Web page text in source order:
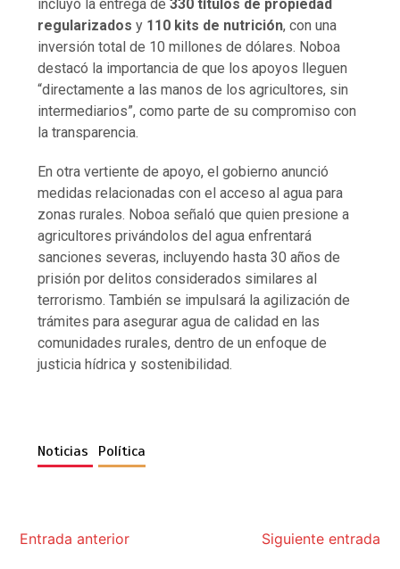
incluyó la entrega de330 títulos de propiedad
regularizados y 110 kits de nutrición, con una
inversión total de 10 millones de dólares. Noboa
destacó la importancia de que los apoyos lleguen
“directamente a las manos de los agricultores, sin
intermediarios”, como parte de su compromiso con
la transparencia.
En otra vertiente de apoyo, el gobierno anunció
medidas relacionadas con el acceso al agua para
zonas rurales. Noboa señaló que quien presione a
agricultores privándolos del agua enfrentará
sanciones severas, incluyendo hasta 30 años de
prisión por delitos considerados similares al
terrorismo. También se impulsará la agilización de
trámites para asegurar agua de calidad en las
comunidades rurales, dentro de un enfoque de
justicia hídrica y sostenibilidad.
Noticias Política
Entrada anterior Siguiente entrada